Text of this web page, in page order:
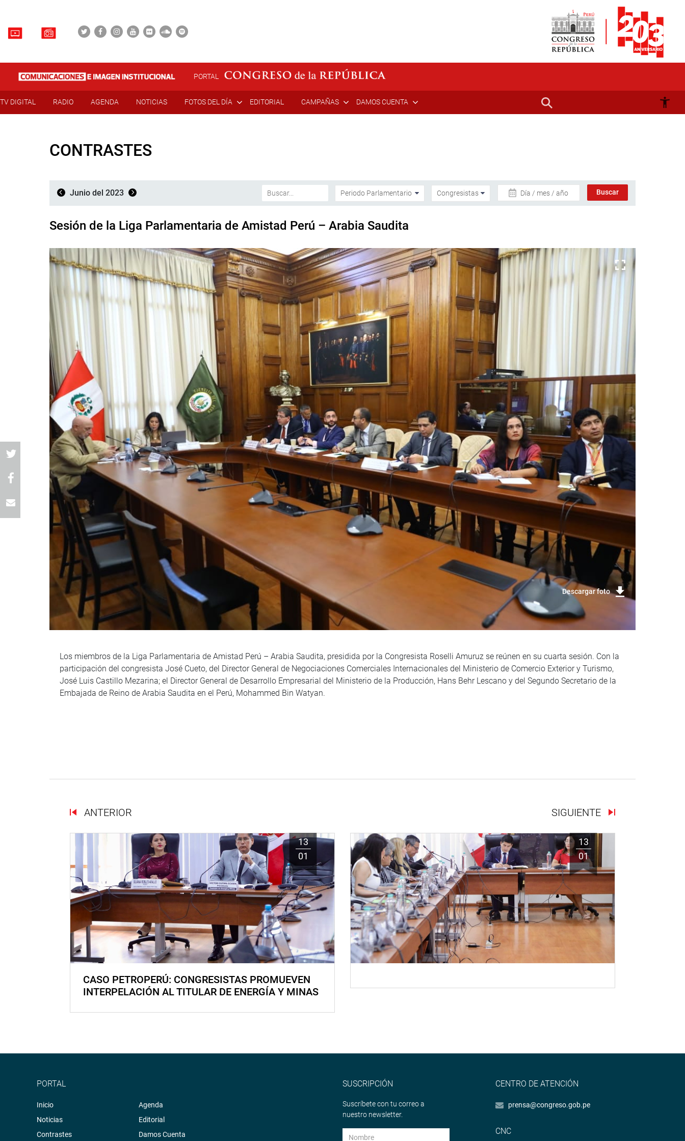
PORTAL
TV DIGITAL RADIO AGENDA NOTICIAS FOTOS DEL DÍA EDITORIAL CAMPAÑAS DAMOS CUENTA
CONTRASTES
Junio del 2023 Día / mes / año
Sesión de la Liga Parlamentaria de Amistad Perú – Arabia Saudita
Descargar foto
Los miembros de la Liga Parlamentaria de Amistad Perú – Arabia Saudita, presidida por la Congresista Roselli Amuruz se reúnen en su cuarta sesión. Con la
participación del congresista José Cueto, del Director General de Negociaciones Comerciales Internacionales del Ministerio de Comercio Exterior y Turismo,
José Luis Castillo Mezarina; el Director General de Desarrollo Empresarial del Ministerio de la Producción, Hans Behr Lescano y del Segundo Secretario de la
Embajada de Reino de Arabia Saudita en el Perú, Mohammed Bin Watyan.
ANTERIOR SIGUIENTE
13
01
CASO PETROPERÚ: CONGRESISTAS PROMUEVEN
INTERPELACIÓN AL TITULAR DE ENERGÍA Y MINAS
13
01
PORTAL
Inicio
Noticias
Contrastes
Agenda
Editorial
Damos Cuenta
SUSCRIPCIÓN
Suscríbete con tu correo a
nuestro newsletter.
CENTRO DE ATENCIÓN
prensa@congreso.gob.pe
CNC